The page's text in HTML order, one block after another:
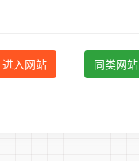
进入网站 同类网站